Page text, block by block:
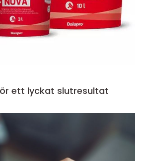
ett lyckat slutresultat